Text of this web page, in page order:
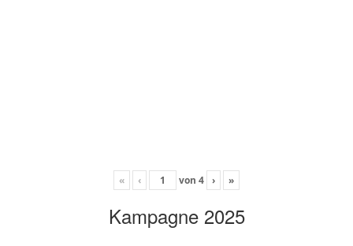
« ‹ von 4 › »
Kampagne 2025